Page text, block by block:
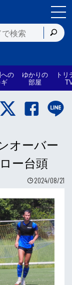
の ゆかりの
部屋
トリ
オーバー
ー台頭
2024/08/21